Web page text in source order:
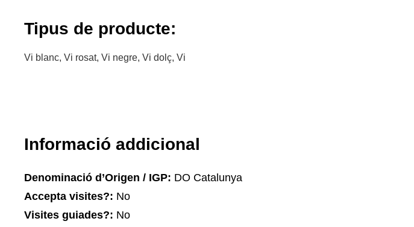
Tipus de producte:
Vi blanc, Vi rosat, Vi negre, Vi dolç, Vi
Informació addicional
Denominació d’Origen / IGP: DO Catalunya
Accepta visites?: No
Visites guiades?: No